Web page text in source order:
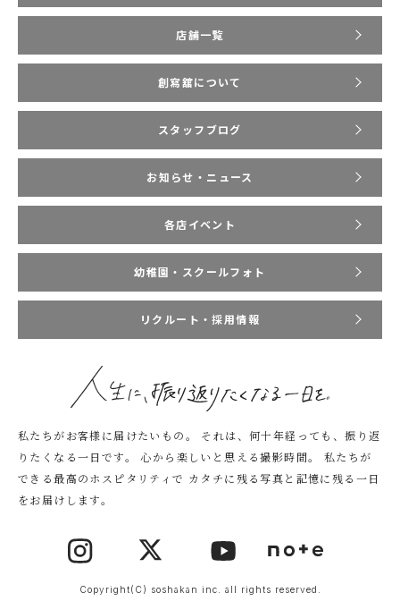
店舗一覧
創寫舘について
スタッフブログ
お知らせ・ニュース
各店イベント
幼稚園・スクールフォト
リクルート・採用情報
私たちがお客様に届けたいもの。
それは、何十年経っても、振り返
りたくなる一日です。
心から楽しいと思える撮影時間。
私たちが
できる最高のホスピタリティで カタチに残る写真と記憶に残る一日
をお届けします。
Copyright(C) soshakan inc. all rights reserved.